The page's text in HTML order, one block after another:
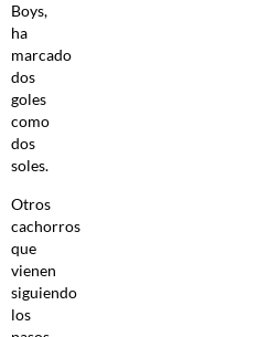
Boys,
ha
marcado
dos
goles
como
dos
soles.
Otros
cachorros
que
vienen
siguiendo
los